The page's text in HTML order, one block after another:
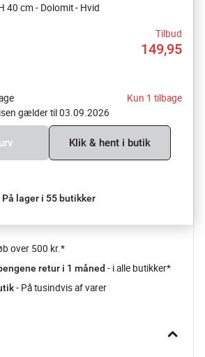
40 cm - Dolomit - Hvid
Tilbud
149,95
Kun 1 tilbage
gælder til 03.09.2026
Klik & hent i butik
På lager i 55 butikker
over 500 kr.*
retur i 1 måned - i alle butikker*
- På tusindvis af varer